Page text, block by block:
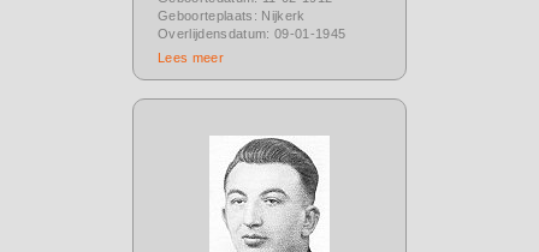
Geboorteplaats: Nijkerk
Overlijdensdatum: 09-01-1945
Lees meer